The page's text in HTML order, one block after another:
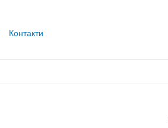
Контакти